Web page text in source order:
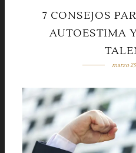
7 CONSEJOS
AUTOESTIMA
marzo